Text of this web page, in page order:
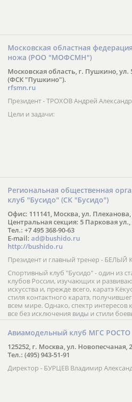
Московская областная
ножа (РОО "МОФСМН")
Московская область, г. Пушкино, ул.
(ФСК "Пушкино").
rfsmn.ru
Президент - ТРОХОВ Андрей
Цели и задачи:
Региональная общественная
клуб "Бусидо" (СК "Бусидо")
Офис: 111141, Москва, ул. Плеханова,
Центральная секция: 5 Парковая ул.,
Тел.: +7 495 368-90-63
E-mail: ad@bushido.ru
http://bushido.ru
Президент и главный тренер - БЕЛЫЙ
Спортивный клуб "Бусидо" - один из
клубов России, изучающих и
искусства и, прежде всего, каратэ
стиля контактного каратэ,
всем мире. Однако, спектр интересов
все без исключения виды и стили
Авиамодельный клуб МГС РОСТО
125252, г. Москва, ул. Новопесчаная,
Тел.: (495) 943-51-91
Директор - БУРЦЕВ Владимир